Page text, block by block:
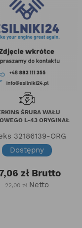
ŚRUBA WAŁU
L-43 ORYGINAŁ
32186139-ORG
Dostępny
złBrutto
22,00 zł Netto